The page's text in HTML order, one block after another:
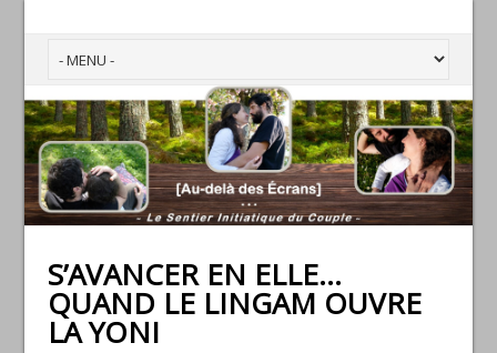
S’AVANCER EN ELLE…
QUAND LE LINGAM OUVRE
LA YONI